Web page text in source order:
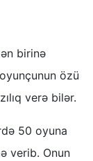
birinə
özü
verə bilər.
50 oyuna
verib. Onun